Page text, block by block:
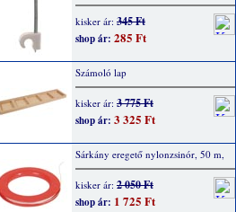
kisker ár: 345 Ft
shop ár: 285 Ft
Számoló lap
kisker ár: 3 775 Ft
shop ár: 3 325 Ft
Sárkány eregető nylonzsinór, 50 m,
kisker ár: 2 050 Ft
shop ár: 1 725 Ft